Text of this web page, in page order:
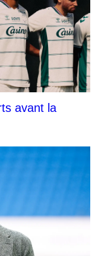
avant la